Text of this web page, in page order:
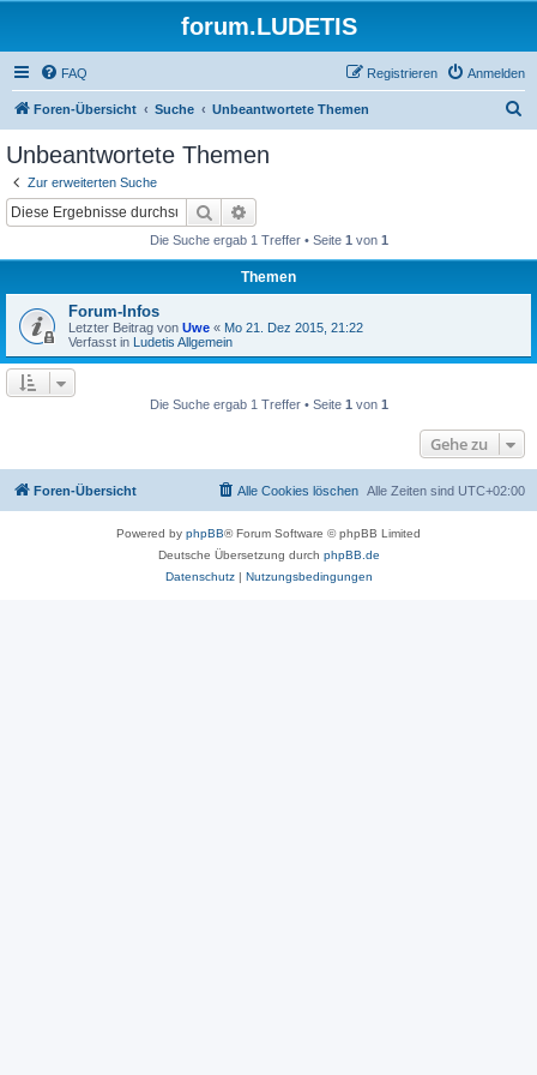
forum.LUDETIS
FAQ Anmelden
Registrieren
Foren-Übersicht Suche Unbeantwortete Themen
Unbeantwortete Themen
Zur erweiterten Suche
Suche
Die Suche ergab 1 Treffer • Seite 1 von 1
Themen
Forum-Infos
Letzter Beitrag von Uwe « Mo 21. Dez 2015, 21:22
Verfasst in Ludetis Allgemein
Die Suche ergab 1 Treffer • Seite 1 von 1
Gehe zu
Foren-Übersicht Alle Zeiten sind UTC+02:00
Alle Cookies löschen
Powered by phpBB® Forum Software © phpBB Limited
Deutsche Übersetzung durch phpBB.de
Datenschutz| Nutzungsbedingungen